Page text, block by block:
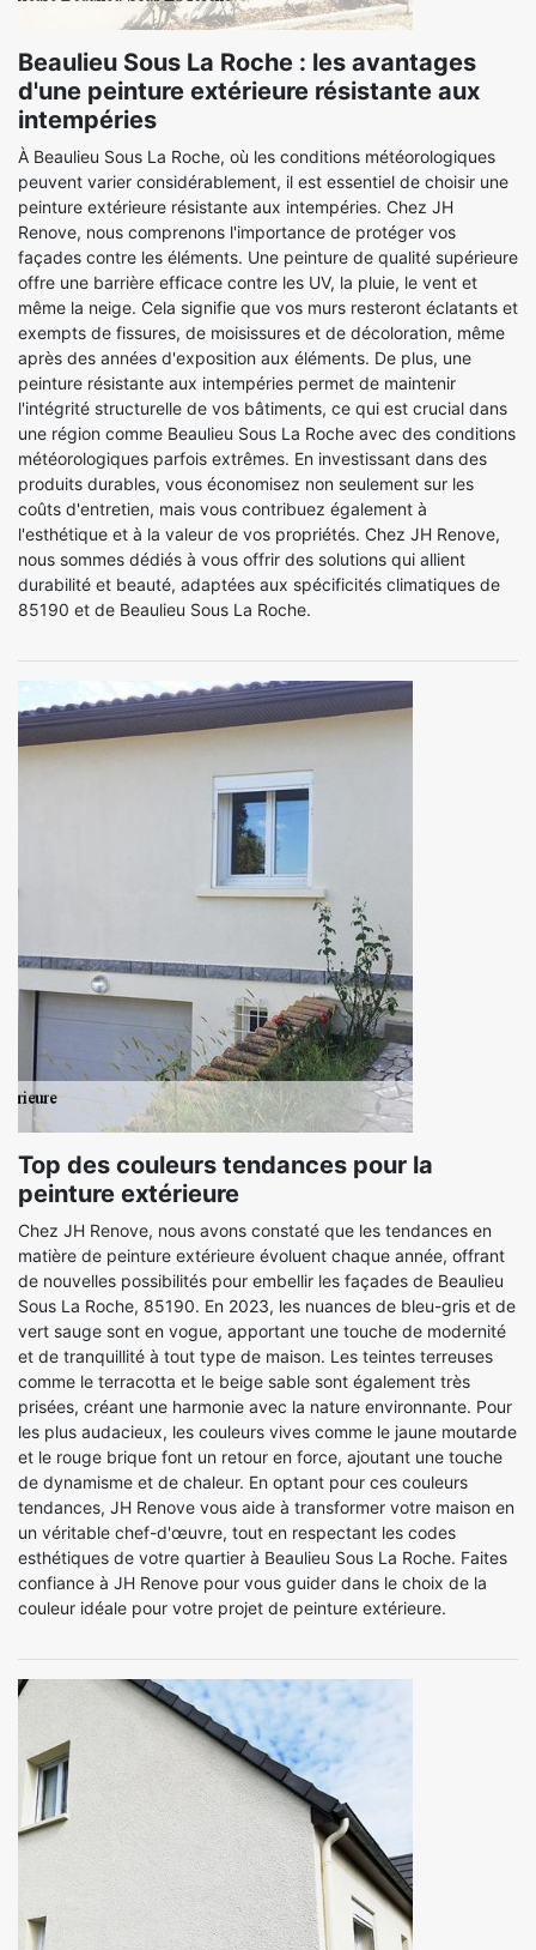
Beaulieu Sous La Roche : les avantages
d'une peinture extérieure résistante aux
intempéries
À Beaulieu Sous La Roche, où les conditions météorologiques
peuvent varier considérablement, il est essentiel de choisir une
peinture extérieure résistante aux intempéries. Chez JH
Renove, nous comprenons l'importance de protéger vos
façades contre les éléments. Une peinture de qualité supérieure
offre une barrière efficace contre les UV, la pluie, le vent et
même la neige. Cela signifie que vos murs resteront éclatants et
exempts de fissures, de moisissures et de décoloration, même
après des années d'exposition aux éléments. De plus, une
peinture résistante aux intempéries permet de maintenir
l'intégrité structurelle de vos bâtiments, ce qui est crucial dans
une région comme Beaulieu Sous La Roche avec des conditions
météorologiques parfois extrêmes. En investissant dans des
produits durables, vous économisez non seulement sur les
coûts d'entretien, mais vous contribuez également à
l'esthétique et à la valeur de vos propriétés. Chez JH Renove,
nous sommes dédiés à vous offrir des solutions qui allient
durabilité et beauté, adaptées aux spécificités climatiques de
85190 et de Beaulieu Sous La Roche.
Top des couleurs tendances pour la
peinture extérieure
Chez JH Renove, nous avons constaté que les tendances en
matière de peinture extérieure évoluent chaque année, offrant
de nouvelles possibilités pour embellir les façades de Beaulieu
Sous La Roche, 85190. En 2023, les nuances de bleu-gris et de
vert sauge sont en vogue, apportant une touche de modernité
et de tranquillité à tout type de maison. Les teintes terreuses
comme le terracotta et le beige sable sont également très
prisées, créant une harmonie avec la nature environnante. Pour
les plus audacieux, les couleurs vives comme le jaune moutarde
et le rouge brique font un retour en force, ajoutant une touche
de dynamisme et de chaleur. En optant pour ces couleurs
tendances, JH Renove vous aide à transformer votre maison en
un véritable chef-d'œuvre, tout en respectant les codes
esthétiques de votre quartier à Beaulieu Sous La Roche. Faites
confiance à JH Renove pour vous guider dans le choix de la
couleur idéale pour votre projet de peinture extérieure.